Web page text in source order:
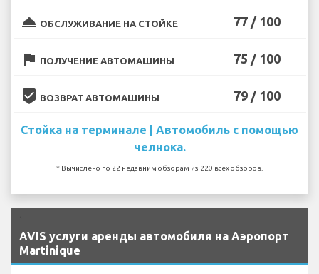
room_service ОБСЛУЖИВАНИЕ НА СТОЙКЕ 77 / 100
flag ПОЛУЧЕНИЕ АВТОМАШИНЫ 75 / 100
beenhere ВОЗВРАТ АВТОМАШИНЫ 79 / 100
Стойка на терминале | Автомобиль с помощью
челнока.
* Вычислено по 22 недавним обзорам из 220 всех обзоров.
AVIS услуги аренды автомобиля на Аэропорт
Martinique